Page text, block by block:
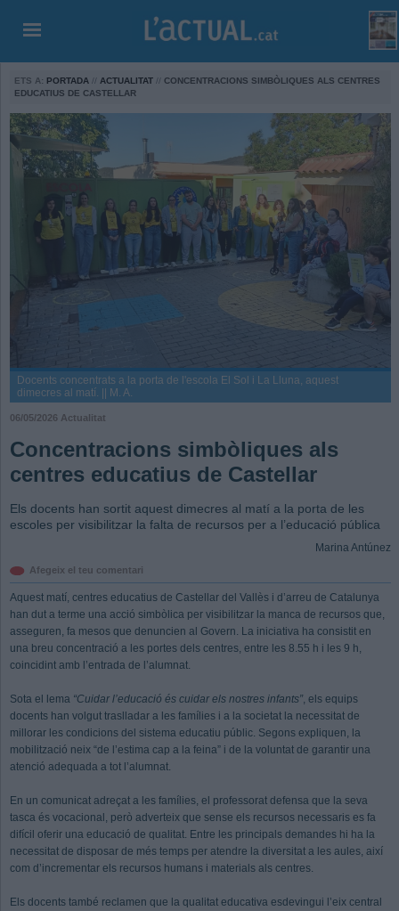
ETS A: PORTADA // ACTUALITAT // CONCENTRACIONS SIMBÒLIQUES ALS CENTRES
EDUCATIUS DE CASTELLAR
Docents concentrats a la porta de l'escola El Sol i La Lluna, aquest
dimecres al matí. || M. A.
06/05/2026 Actualitat
Concentracions simbòliques als
centres educatius de Castellar
Els docents han sortit aquest dimecres al matí a la porta de les
escoles per visibilitzar la falta de recursos per a l’educació pública
Marina Antúnez
Afegeix el teu comentari
Aquest matí, centres educatius de Castellar del Vallès i d’arreu de Catalunya
han dut a terme una acció simbòlica per visibilitzar la manca de recursos que,
asseguren, fa mesos que denuncien al Govern. La iniciativa ha consistit en
una breu concentració a les portes dels centres, entre les 8.55 h i les 9 h,
coincidint amb l’entrada de l’alumnat.
Sota el lema “Cuidar l’educació és cuidar els nostres infants” , els equips
docents han volgut traslladar a les famílies i a la societat la necessitat de
millorar les condicions del sistema educatiu públic. Segons expliquen, la
mobilització neix “de l’estima cap a la feina” i de la voluntat de garantir una
atenció adequada a tot l’alumnat.
En un comunicat adreçat a les famílies, el professorat defensa que la seva
tasca és vocacional, però adverteix que sense els recursos necessaris es fa
difícil oferir una educació de qualitat. Entre les principals demandes hi ha la
necessitat de disposar de més temps per atendre la diversitat a les aules, així
com d’incrementar els recursos humans i materials als centres.
Els docents també reclamen que la qualitat educativa esdevingui l’eix central